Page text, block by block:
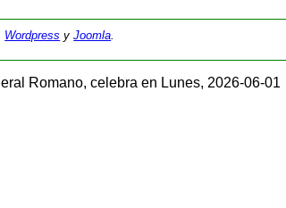
Wordpress yJoomla
Romano, celebra en Lunes, 2026-06-01